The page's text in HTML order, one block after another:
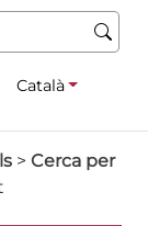
Català
> Cerca per